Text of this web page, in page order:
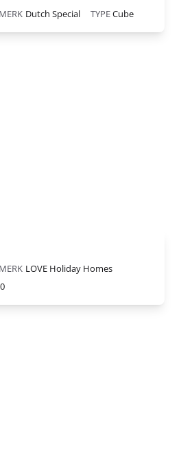
MERK Dutch Special TYPE Cube
MERK LOVE Holiday Homes